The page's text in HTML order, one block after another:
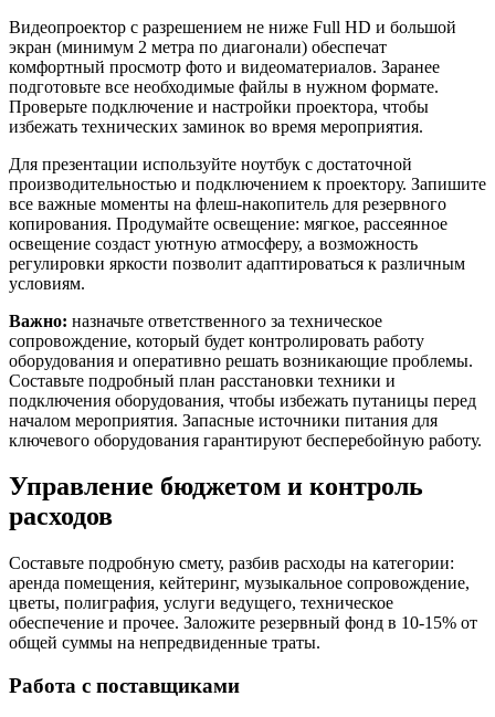
Видеопроектор с разрешением не ниже Full HD и большой
экран (минимум 2 метра по диагонали) обеспечат
комфортный просмотр фото и видеоматериалов. Заранее
подготовьте все необходимые файлы в нужном формате.
Проверьте подключение и настройки проектора, чтобы
избежать технических заминок во время мероприятия.
Для презентации используйте ноутбук с достаточной
производительностью и подключением к проектору. Запишите
все важные моменты на флеш-накопитель для резервного
копирования. Продумайте освещение: мягкое, рассеянное
освещение создаст уютную атмосферу, а возможность
регулировки яркости позволит адаптироваться к различным
условиям.
Важно: назначьте ответственного за техническое
сопровождение, который будет контролировать работу
оборудования и оперативно решать возникающие проблемы.
Составьте подробный план расстановки техники и
подключения оборудования, чтобы избежать путаницы перед
началом мероприятия. Запасные источники питания для
ключевого оборудования гарантируют бесперебойную работу.
Управление бюджетом и контроль
расходов
Составьте подробную смету, разбив расходы на категории:
аренда помещения, кейтеринг, музыкальное сопровождение,
цветы, полиграфия, услуги ведущего, техническое
обеспечение и прочее. Заложите резервный фонд в 10-15% от
общей суммы на непредвиденные траты.
Работа с поставщиками